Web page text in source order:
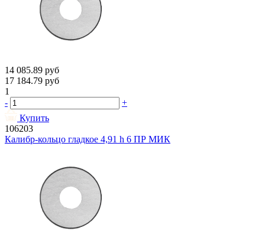
14 085.89 руб
17 184.79 руб
1
-
+
Купить
106203
Калибр-кольцо гладкое 4,91 h 6 ПР МИК